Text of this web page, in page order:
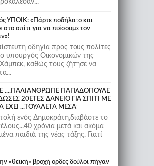
ΥΠΟΙΚ: «Πάρτε ποδήλατο και
στο σπίτι για να πιέσουμε τον
οδηγία προς τους πολίτες
υπουργός Οικονομικών της
Χάμπεκ, καθώς τους ζήτησε να
ΡΕ ....ΠΑΛΙΑΝΘΡΩΠΕ ΠΑΠΑΔΟΠΟΥΛΕ
20ΕΤΕΣ ΔΑΝΕΙΟ ΓΙΑ ΣΠΙΤΙ ΜΕ
ΕΧΕΙ ...ΤΟΥΑΛΕΤΑ ΜΕΣΑ;
ενός Δημοκράτη,διαβάστε το
χρόνια μετά και ακόμα
παιδιά της νέας τάξης. Γιατί
«θεϊκή» βροχή ορδες δούλοι πήγαν